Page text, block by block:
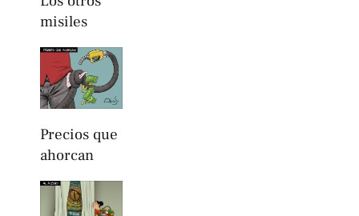
misiles
Precios que
ahorcan